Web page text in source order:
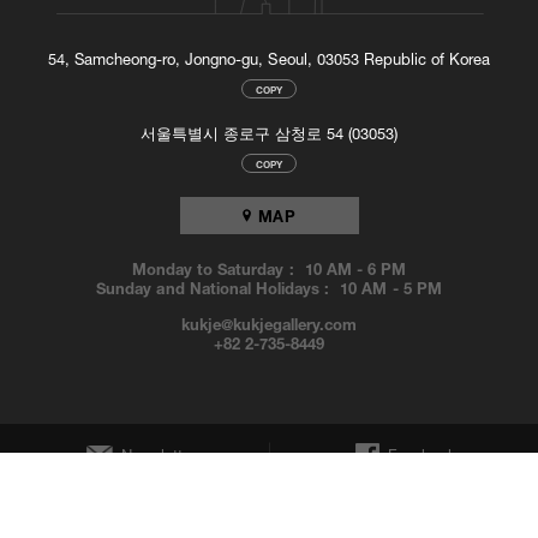
54, Samcheong-ro, Jongno-gu, Seoul, 03053 Republic of Korea
COPY
서울특별시 종로구 삼청로 54 (03053)
COPY
MAP
Monday to Saturday : 10 AM -6 PM
Sunday and National Holidays : 10 AM -5 PM
kukje@kukjegallery.com
+82 2-735-8449
Newsletter Facebook